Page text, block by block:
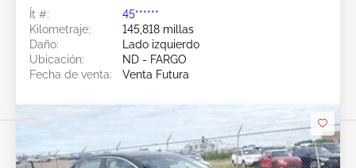
Ít #:
45******
Kilometraje:
145,818 millas
Daño:
Lado izquierdo
Ubicación:
ND - FARGO
Fecha de venta:
Venta Futura